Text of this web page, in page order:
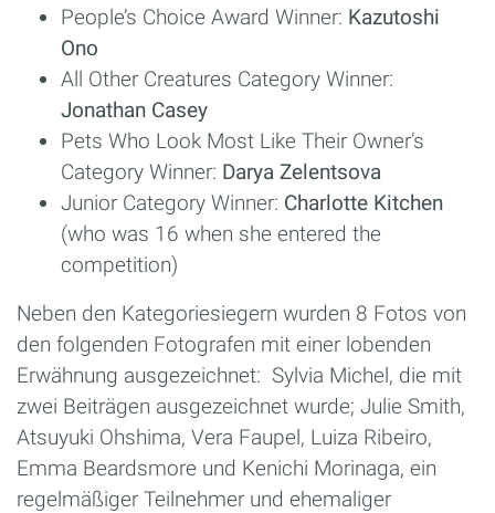
People’s Choice Award Winner: Kazutoshi
Ono
All Other Creatures Category Winner:
Jonathan Casey
Pets Who Look Most Like Their Owner’s
Category Winner: Darya Zelentsova
Junior Category Winner: Charlotte Kitchen
(who was 16 when she entered the
competition)
Neben den Kategoriesiegern wurden 8 Fotos von
den folgenden Fotografen mit einer lobenden
Erwähnung ausgezeichnet: Sylvia Michel, die mit
zwei Beiträgen ausgezeichnet wurde; Julie Smith,
Atsuyuki Ohshima, Vera Faupel, Luiza Ribeiro,
Emma Beardsmore und Kenichi Morinaga, ein
regelmäßiger Teilnehmer und ehemaliger